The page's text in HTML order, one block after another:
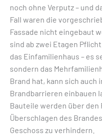
noch ohne Verputz – und
Fall waren die
Fassade nicht eingebaut
sind ab zwei Etagen
das Einfamilienhaus – es
sondern das
Brand hat, kann sich auch
Brandbarrieren einbauen
Bauteile werden über
Überschlagen des
Geschoss zu verhindern.